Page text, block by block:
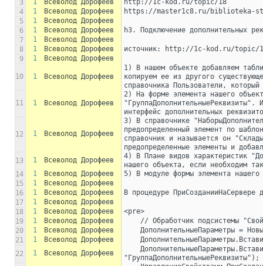
3
1 Всеволод Дорофеев
http://1c-kod.ru/topic/18
4
1 Всеволод Дорофеев
https://master1c8.ru/biblioteka-
5
1
Всеволод Дорофеев
6
1 Всеволод Дорофеев
h3. Подключение дополнительных
7
1
Всеволод Дорофеев
8
1 Всеволод Дорофеев
источник: http://1c-kod.ru/topic/
9
1 Всеволод Дорофеев
10 1 Всеволод Дорофеев
1) В нашем объекте добавляем
копируем ее из другого
справочника Пользователи,
11 1 Всеволод Дорофеев
2) На форме элемента нашего
интерфейс дополнительных
12 1 Всеволод Дорофеев
3) В справочнике
предопределенный элемент по
справочник и называется он
предопределенные элементы и
13
1 Всеволод Дорофеев
4) В Плане видов характеристик
нашего объекта, если необходим
14
1 Всеволод Дорофеев
5) В модуле формы элемента нашего
15
1
Всеволод Дорофеев
16
1 Всеволод Дорофеев
В процедуре ПриСозданииНаСервере
17
1
Всеволод Дорофеев
18
1 Всеволод Дорофеев
<pre>
19
1 Всеволод Дорофеев
// Обработчик подсистемы
20
1 Всеволод Дорофеев
ДополнительныеПараметры =
21
1 Всеволод Дорофеев
22
1 Всеволод Дорофеев
"ГруппаДополнительныеРеквизиты");